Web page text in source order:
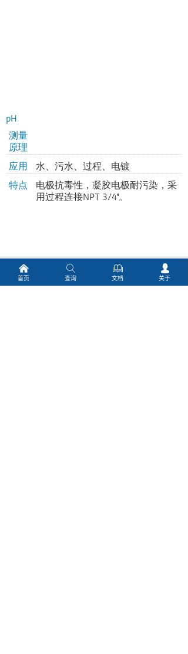
낀
首页
ꄠ
查询
ꁡ
文档
넙
关于